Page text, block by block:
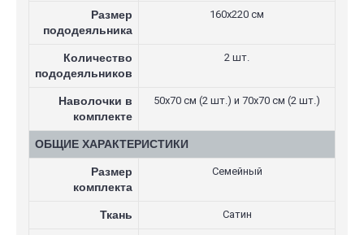
Размер
пододеяльника
160х220 см
Количество
пододеяльников
2 шт.
Наволочки в
комплекте
50х70 см (2 шт.) и 70х70 см (2 шт.)
ОБЩИЕ ХАРАКТЕРИСТИКИ
Размер
комплекта
Семейный
Ткань Сатин